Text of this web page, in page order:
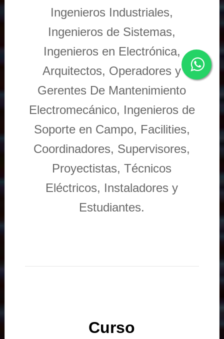
Ingenieros Industriales,
Ingenieros de Sistemas,
Ingenieros en Electrónica,
Arquitectos, Operadores y
Gerentes De Mantenimiento
Electromecánico, Ingenieros de
Soporte en Campo, Facilities,
Coordinadores, Supervisores,
Proyectistas, Técnicos
Eléctricos, Instaladores y
Estudiantes.
Curso